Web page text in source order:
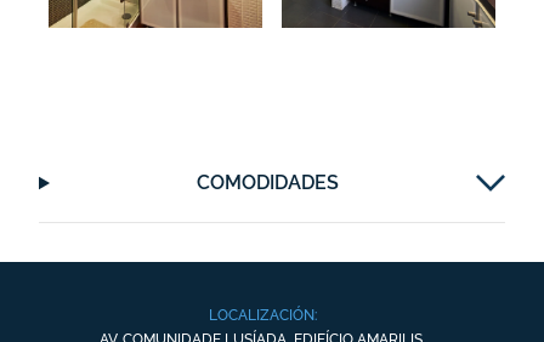
COMODIDADES
LOCALIZACIÓN: